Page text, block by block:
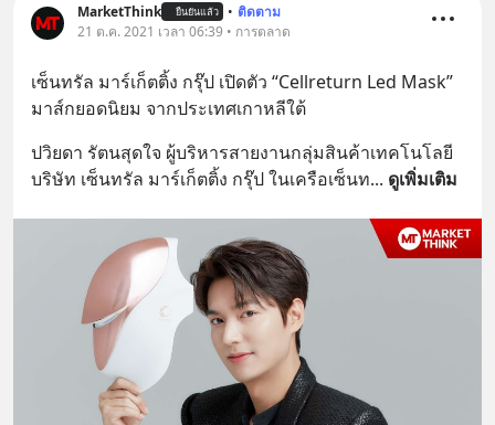
MarketThink ยืนยันแล้ว • ติดตาม
21 ต.ค. 2021 เวลา 06:39 • การตลาด
เซ็นทรัล มาร์เก็ตติ้ง กรุ๊ป เปิดตัว “Cellreturn Led Mask”
มาส์กยอดนิยม จากประเทศเกาหลีใต้
ปวิยดา รัตนสุดใจ ผู้บริหารสายงานกลุ่มสินค้าเทคโนโลยี
บริษัท เซ็นทรัล มาร์เก็ตติ้ง กรุ๊ป ในเครือเซ็นท... ดูเพิ่มเติม